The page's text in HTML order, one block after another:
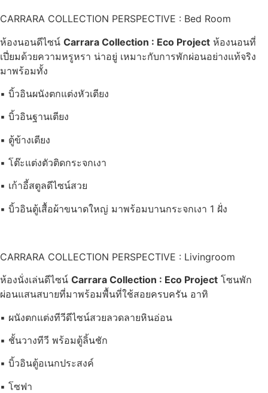
CARRARA COLLECTION PERSPECTIVE : Bed Room
ห้องนอนดีไซน์ Carrara Collection : Eco Project ห้องนอนที่
เปี่ยมด้วยความหรูหรา น่าอยู่ เหมาะกับการพักผ่อนอย่างแท้จริง
มาพร้อมทั้ง
▪ บิ้วอินผนังตกแต่งหัวเตียง
▪ บิ้วอินฐานเตียง
▪ ตู้ข้างเตียง
▪ โต๊ะแต่งตัวติดกระจกเงา
▪ เก้าอี้สตูลดีไซน์สวย
▪ บิ้วอินตู้เสื้อผ้าขนาดใหญ่ มาพร้อมบานกระจกเงา 1 ฝั่ง
CARRARA COLLECTION PERSPECTIVE : Livingroom
ห้องนั่งเล่นดีไซน์ Carrara Collection : Eco Project โซนพัก
ผ่อนแสนสบายที่มาพร้อมพื้นที่ใช้สอยครบครัน อาทิ
▪ ผนังตกแต่งทีวีดีไซน์สวยลวดลายหินอ่อน
▪ ชั้นวางทีวี พร้อมตู้ลิ้นชัก
▪ บิ้วอินตู้อเนกประสงค์
▪ โซฟา